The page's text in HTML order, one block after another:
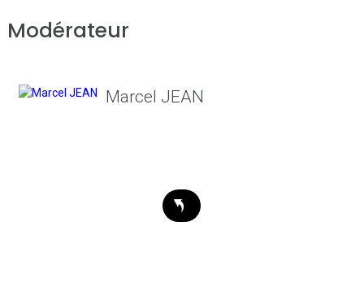
Modérateur
Marcel JEAN